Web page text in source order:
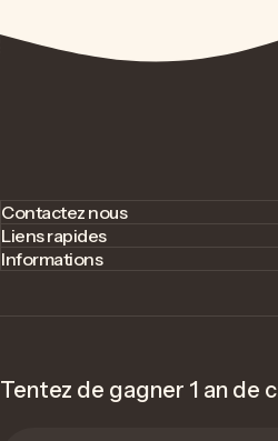
Contactez nous
Liens rapides
Informations
Tentez de gagner 1 an de